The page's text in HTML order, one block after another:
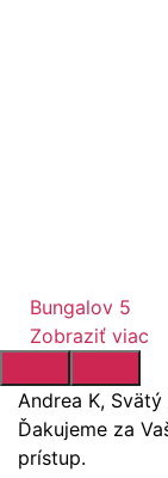
Bungalov 5
Zobraziť viac
Andrea K, Svätý
Ďakujeme za
prístup.